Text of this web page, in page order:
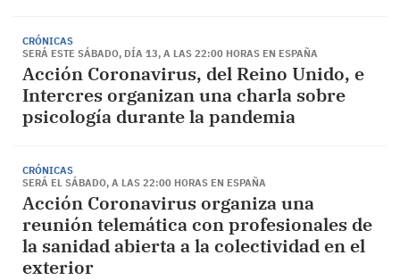
CRÓNICAS
SERÁ ESTE SÁBADO, DÍA 13, A LAS 22:00 HORAS EN ESPAÑA
Acción Coronavirus, del Reino Unido, e
Intercres organizan una charla sobre
psicología durante la pandemia
CRÓNICAS
SERÁ EL SÁBADO, A LAS 22:00 HORAS EN ESPAÑA
Acción Coronavirus organiza una
reunión telemática con profesionales de
la sanidad abierta a la colectividad en el
exterior